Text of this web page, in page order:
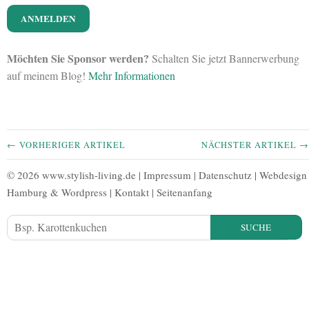
Möchten Sie Sponsor werden? Schalten Sie jetzt Bannerwerbung
auf meinem Blog! Mehr Informationen
← VORHERIGER ARTIKEL NÄCHSTER ARTIKEL →
© 2026 www.stylish-living.de | Impressum | Datenschutz | Webdesign
Hamburg & Wordpress | Kontakt | Seitenanfang
SUCHE